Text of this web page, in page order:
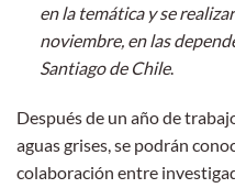
en la temática y se
noviembre, en las
Santiago de Chile.
Después de un año de
aguas grises, se podrán
colaboración entre